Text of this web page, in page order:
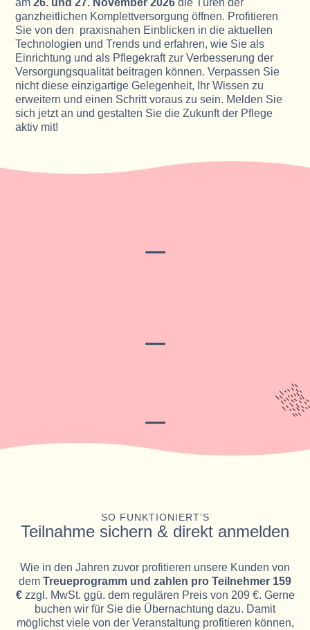
ganzheitlichen Komplettversorgung öffnen. Profitieren
Sie von den praxisnahen Einblicken in die aktuellen
Technologien und Trends und erfahren, wie Sie als
Einrichtung und als Pflegekraft zur Verbesserung der
Versorgungsqualität beitragen können. Verpassen Sie
nicht diese einzigartige Gelegenheit, Ihr Wissen zu
erweitern und einen Schritt voraus zu sein. Melden Sie
sich jetzt an und gestalten Sie die Zukunft der Pflege
aktiv mit!
SO FUNKTIONIERT’S
Teilnahme sichern & direkt anmelden
Wie in den Jahren zuvor profitieren unsere Kunden von
dem Treueprogramm und zahlen pro Teilnehmer 159
€zzgl. MwSt. ggü. dem regulären Preis von 209 €. Gerne
buchen wir für Sie die Übernachtung dazu. Damit
möglichst viele von der Veranstaltung profitieren können,